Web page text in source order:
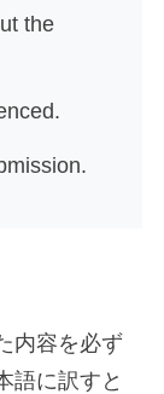
the
内容を必ず
語に訳すと